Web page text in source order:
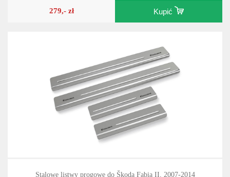
279,- zł Kupić
Stalowe listwy progowe do Škoda Fabia II, 2007-2014